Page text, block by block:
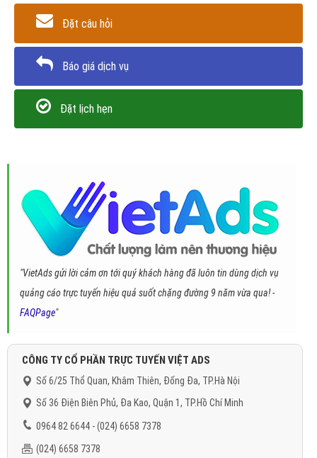
Đặt câu hỏi
Báo giá dịch vụ
Đặt lịch hẹn
"VietAds gửi lời cảm ơn tới quý khách hàng đã luôn tin dùng dịch vụ
quảng cáo trực tuyến hiệu quả suốt chặng đường 9 năm vừa qua! -
FAQPage"
CÔNG TY CỔ PHẦN TRỰC TUYẾN VIỆT ADS
Số 6/25 Thổ Quan, Khâm Thiên, Đống Đa, TP.Hà Nội
Số 36 Điện Biên Phủ, Đa Kao, Quận 1, TP.Hồ Chí Minh
0964 82 6644 - (024) 6658 7378
(024) 6658 7378